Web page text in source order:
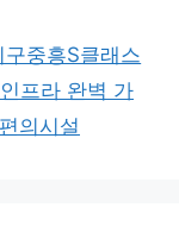
중흥S클래스
프라 완벽 가
의시설